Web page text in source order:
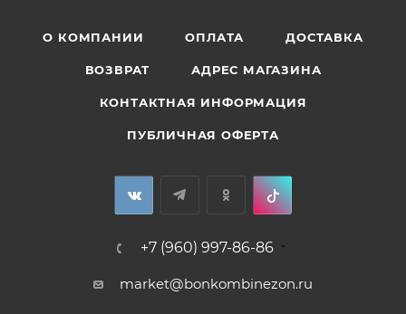
О КОМПАНИИ ОПЛАТА ДОСТАВКА
ВОЗВРАТ АДРЕС МАГАЗИНА
КОНТАКТНАЯ ИНФОРМАЦИЯ
ПУБЛИЧНАЯ ОФЕРТА
+7 (960) 997-86-86
market@bonkombinezon.ru